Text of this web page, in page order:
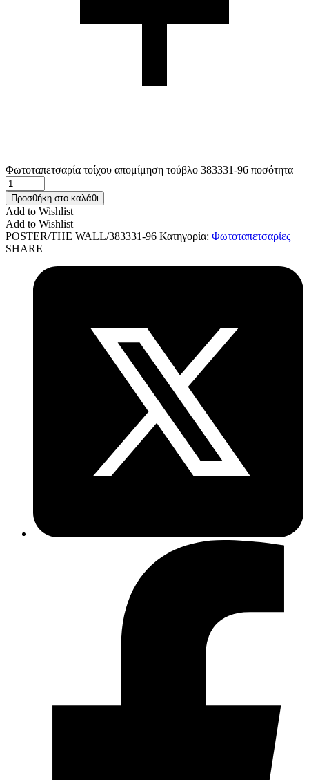
Φωτοταπετσαρία τοίχου απομίμηση τούβλο 383331-96 ποσότητα
Προσθήκη στο καλάθι
Add to Wishlist
Add to Wishlist
POSTER/THE WALL/383331-96 Κατηγορία: Φωτοταπετσαρίες
SHARE